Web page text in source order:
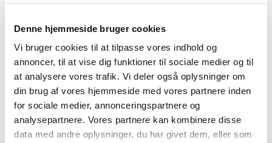
Denne hjemmeside bruger cookies
Vi bruger cookies til at tilpasse vores indhold og
annoncer, til at vise dig funktioner til sociale medier og til
at analysere vores trafik. Vi deler også oplysninger om
din brug af vores hjemmeside med vores partnere inden
for sociale medier, annonceringspartnere og
analysepartnere. Vores partnere kan kombinere disse
data med andre oplysninger, du har givet dem, eller som
EGENSKABER
BESKRIVELSE
INFORMATION FØR DU BESTILLLER